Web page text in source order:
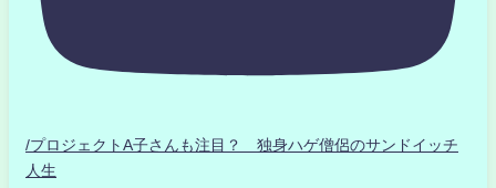
/プロジェクトA子さんも注目？ 独身ハゲ僧侶のサンドイッチ
人生